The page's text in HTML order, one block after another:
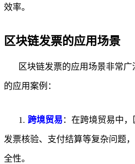
效率。
区块链发票的应用场景
区块链发票的应用场景非常
的应用案例：
1. 跨境贸易 ：在跨境贸易中
发票核验、支付结算等复杂问题
全性。